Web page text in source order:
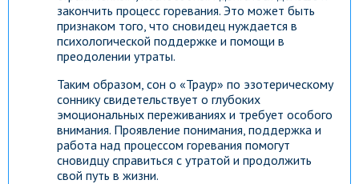
закончить процесс горевания. Это может быть
признаком того, что сновидец нуждается в
психологической поддержке и помощи в
преодолении утраты.
Таким образом, сон о «Траур» по эзотерическому
соннику свидетельствует о глубоких
эмоциональных переживаниях и требует особого
внимания. Проявление понимания, поддержка и
работа над процессом горевания помогут
сновидцу справиться с утратой и продолжить
свой путь в жизни.